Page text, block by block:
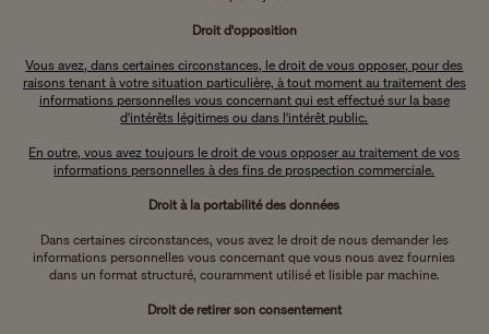
Droit d'opposition
Vous avez, dans certaines circonstances, le droit de vous opposer, pour des
raisons tenant à votre situation particulière, à tout moment au traitement des
informations personnelles vous concernant qui est effectué sur la base
d'intérêts légitimes ou dans l'intérêt public.
En outre, vous avez toujours le droit de vous opposer au traitement de vos
informations personnelles à des fins de prospection commerciale.
Droit à la portabilité des données
Dans certaines circonstances, vous avez le droit de nous demander les
informations personnelles vous concernant que vous nous avez fournies
dans un format structuré, couramment utilisé et lisible par machine.
Droit de retirer son consentement